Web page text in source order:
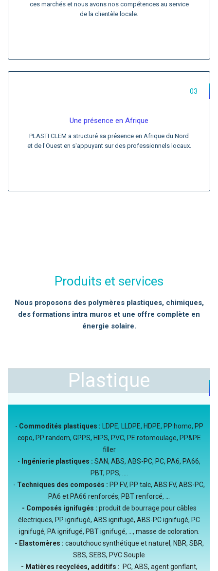
ces marchés et nous avons nos compétences au service
de la clientèle locale.
03
Une présence en Afrique
PLASTI CLEM a structuré sa présence en Afrique du Nord
et de l'Ouest en s'appuyant sur des professionnels locaux.
Produits et services
Nous proposons des polymères plastiques, chimiques,
des formations intra muros et une offre complète en
énergie solaire.
Plastique
- Commodités plastiques : LDPE, LLDPE, HDPE, PP homo, PP
copo, PP random, GPPS, HIPS, PVC, PE rotomoulage, PP&PE
filler
- Ingénierie plastiques : SAN, ABS, ABS-PC, PC, PA6, PA66,
PBT, PPS, ....
- Techniques des composés : PP FV, PP talc, ABS FV, ABS-PC,
PA6 et PA66 renforcés, PBT renforcé, ...
- Composés ignifugés : produit de bourrage pour câbles
électriques, PP ignifugé, ABS ignifugé, ABS-PC ignifugé, PC
ignifugé, PA ignifugé, PBT ignifugé, ..., masse de coloration.
- Elastomères : caoutchouc synthétique et naturel, NBR, SBR,
SBS, SEBS, PVC Souple
- Matières recyclées, additifs : PC, ABS, agent gonflant,